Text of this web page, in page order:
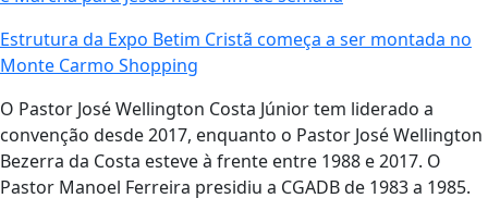
Estrutura da Expo Betim Cristã começa a ser montada no
Monte Carmo Shopping
O Pastor José Wellington Costa Júnior tem liderado a
convenção desde 2017, enquanto o Pastor José Wellington
Bezerra da Costa esteve à frente entre 1988 e 2017. O
Pastor Manoel Ferreira presidiu a CGADB de 1983 a 1985.